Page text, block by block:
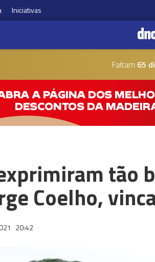
Iniciativas
Faltam 65
tão
Coelho,
20:42